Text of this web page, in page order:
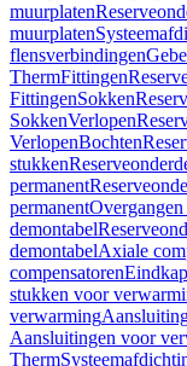
muurplaten
muurplaten
flensverbindingen
ThermFittingen
FittingenSokken
SokkenVerlopen
VerlopenBochten
stukken
permanent
permanent
demontabel
demontabelAxiale
compensatoren
stukken voor
verwarming
Aansluitingen voor
Therm